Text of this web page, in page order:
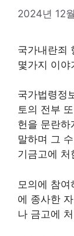
2024년 12
국가내란죄
몇가지 이야
국가법령정
토의 전부
헌을 문란하
말하며 그
기금고에 처
모의에 참
에 종사한
나 금고에